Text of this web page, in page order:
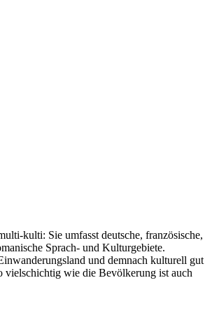
kulti: Sie umfasst deutsche, französische,
Sprach- und Kulturgebiete.
und demnach kulturell gut
vielschichtig wie die Bevölkerung ist auch